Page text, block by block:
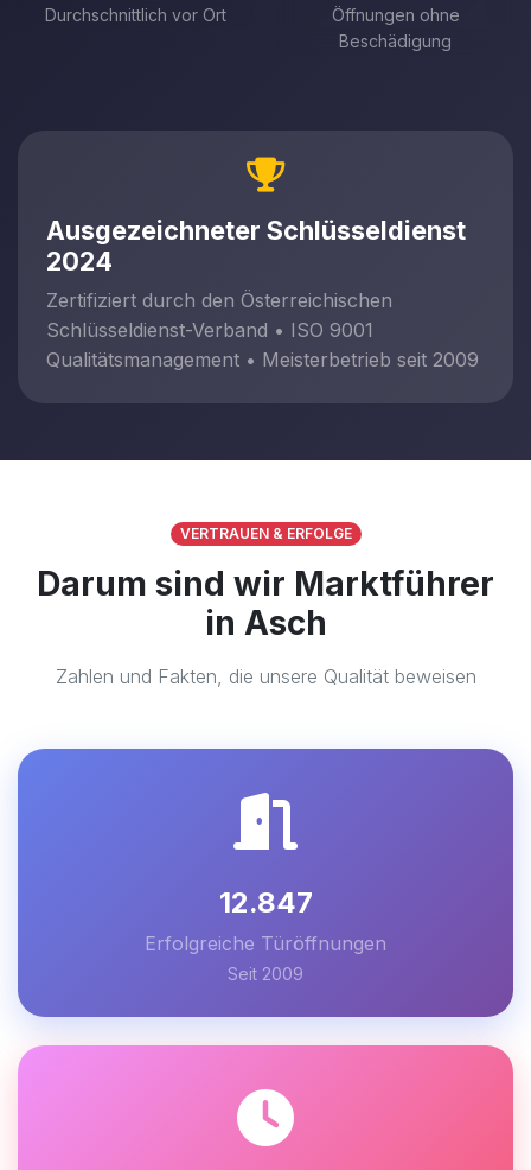
Durchschnittlich vor Ort
Öffnungen ohne
Beschädigung
Ausgezeichneter Schlüsseldienst
2024
Zertifiziert durch den Österreichischen
Schlüsseldienst-Verband • ISO 9001
Qualitätsmanagement • Meisterbetrieb seit 2009
VERTRAUEN & ERFOLGE
Darum sind wir Marktführer
in Asch
Zahlen und Fakten, die unsere Qualität beweisen
12.847
Erfolgreiche Türöffnungen
Seit 2009